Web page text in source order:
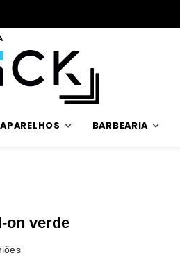
APARELHOS BARBEARIA
on verde